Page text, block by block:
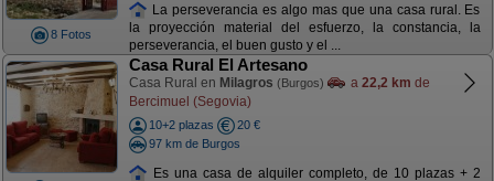
8 Fotos
La perseverancia es algo mas que una casa rural. Es
la proyección material del esfuerzo, la constancia, la
perseverancia, el buen gusto y el ...
Casa Rural El Artesano
Casa Rural en Milagros (Burgos) a 22,2 km de
Bercimuel (Segovia)
10+2 plazas
20 €
97 km de Burgos
Es una casa de alquiler completo, de 10 plazas + 2